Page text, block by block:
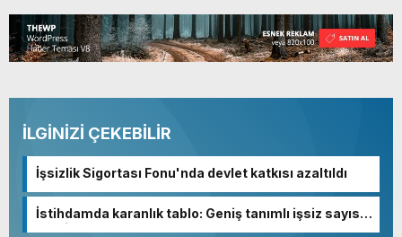
İLGİNİZİ ÇEKEBİLİR
İşsizlik Sigortası Fonu'nda devlet katkısı azaltıldı
İstihdamda karanlık tablo: Geniş tanımlı işsiz sayısı
13 milyona dayandı!